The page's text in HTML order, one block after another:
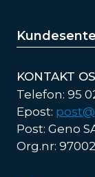
KONTAKT
Telefon: 95
Epost:
Post: Geno
Org.nr: